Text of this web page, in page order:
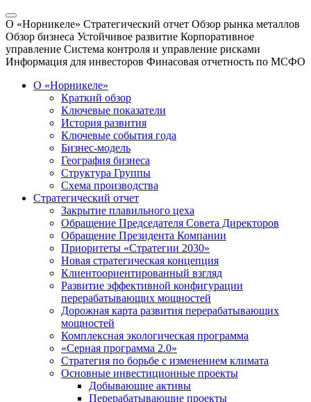
О «Норникеле» Стратегический отчет Обзор рынка металлов
Обзор бизнеса Устойчивое развитие Корпоративное
управление Система контроля и управление рисками
Информация для инвесторов Финасовая отчетность по МСФО
О «Норникеле»
Краткий обзор
Ключевые показатели
История развития
Ключевые события года
Бизнес-модель
География бизнеса
Структура Группы
Схема производства
Стратегический отчет
Закрытие плавильного цеха
Обращение Председателя Совета Директоров
Обращение Президента Компании
Приоритеты «Стратегии 2030»
Новая стратегическая концепция
Клиентоориентированный взгляд
Развитие эффективной конфигурации
перерабатывающих мощностей
Дорожная карта развития перерабатывающих
мощностей
Комплексная экологическая программа
«Серная программа 2.0»
Стратегия по борьбе с изменением климата
Основные инвестиционные проекты
Добывающие активы
Перерабатывающие проекты